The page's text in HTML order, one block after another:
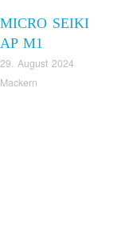
MICRO SEIKI
AP M1
29. August 2024
Mackern